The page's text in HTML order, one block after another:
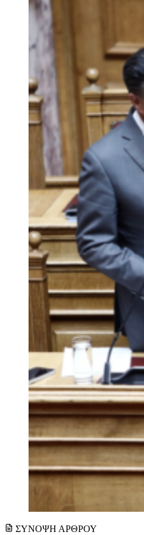
ΣΥΝΟΨΗ ΑΡΘΡΟΥ